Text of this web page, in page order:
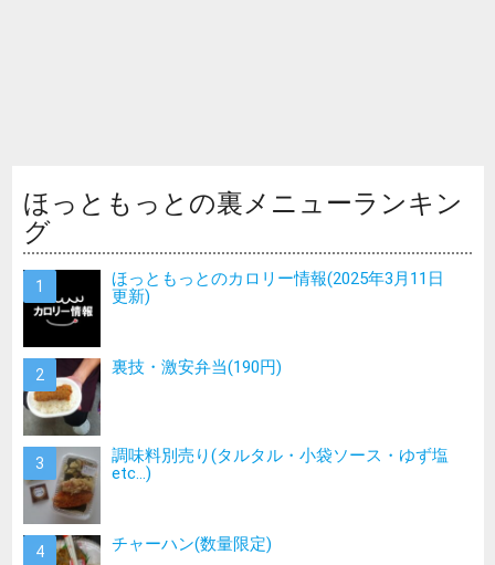
ほっともっとの裏メニューランキン
グ
ほっともっとのカロリー情報(2025年3月11日
更新)
裏技・激安弁当(190円)
調味料別売り(タルタル・小袋ソース・ゆず塩
etc…)
チャーハン(数量限定)